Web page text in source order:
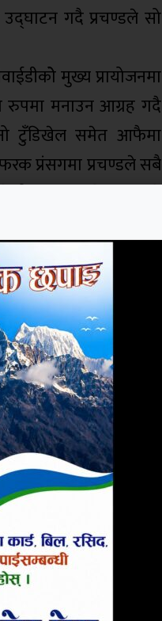
गदै प्रचण्डले सो
मुख्य प्रायोजनमा
रुपमा मनाउन आग्रह गदै
टुँडिखेल समेत आफैमा
प्रंसगमा प्रचण्डले सबै
बताएका थिए । उनले
छौ । हामी सबै खालका
जुध्न परेको छ ।
विभाजन र भू केन्द्रित
एकताको सुन्दर
पोखरा महानगर
हामी सबैको काधमा
बनाउन सबै एकजुट हुन
कामको प्रशसा गदै, अब
गरिएको थियो ।
सम्मान गरिएको
जातजाति लगायतको
परिक्रमा पछि पुनः